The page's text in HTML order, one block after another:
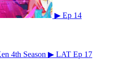
▶ Ep 14
▶ LAT Ep 17